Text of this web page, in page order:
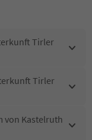
Tirler
Tirler
von Kastelruth